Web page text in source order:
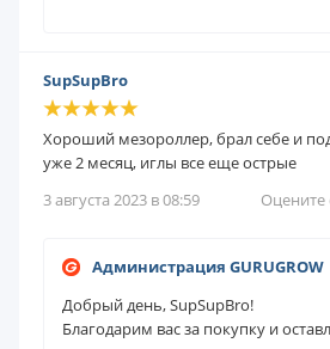
SupSupBro
Хороший мезороллер, брал себе и
уже 2 месяц, иглы все еще острые
3 августа 2023 в 08:59
Оцените
Администрация GURUGROW
Добрый день, SupSupBro!
Благодарим вас за покупку и